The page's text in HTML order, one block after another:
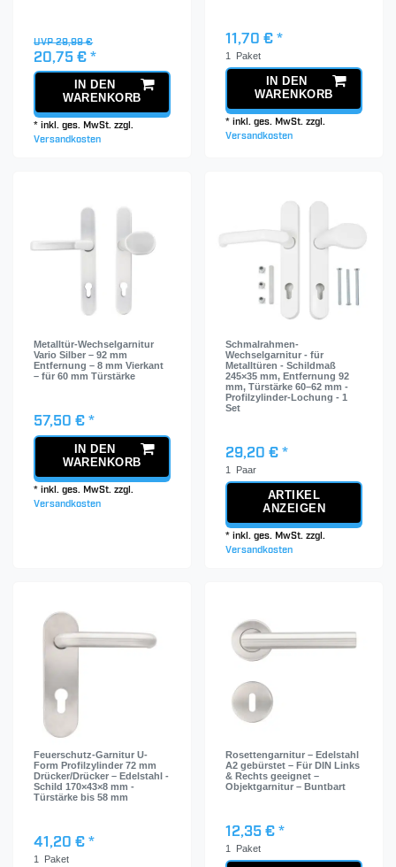
UVP 29,99 €
20,75 € *
IN DEN
WARENKORB
*inkl. ges. MwSt. zzgl.
Versandkosten
11,70 € *
1 Paket
IN DEN
WARENKORB
*inkl. ges. MwSt. zzgl.
Versandkosten
Metalltür-Wechselgarnitur
Vario Silber – 92 mm
Entfernung – 8 mm Vierkant
– für 60 mm Türstärke
57,50 € *
IN DEN
WARENKORB
*inkl. ges. MwSt. zzgl.
Versandkosten
Schmalrahmen-
Wechselgarnitur - für
Metalltüren - Schildmaß
245×35 mm, Entfernung 92
mm, Türstärke 60–62 mm -
Profilzylinder-Lochung - 1
Set
29,20 € *
1 Paar
ARTIKEL
ANZEIGEN
*inkl. ges. MwSt. zzgl.
Versandkosten
Feuerschutz-Garnitur U-
Form Profilzylinder 72 mm
Drücker/Drücker – Edelstahl -
Schild 170×43×8 mm -
Türstärke bis 58 mm
41,20 € *
1 Paket
Rosettengarnitur – Edelstahl
A2 gebürstet – Für DIN Links
& Rechts geeignet –
Objektgarnitur – Buntbart
12,35 € *
1 Paket